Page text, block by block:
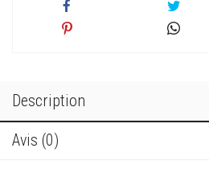
Description
Avis (0)